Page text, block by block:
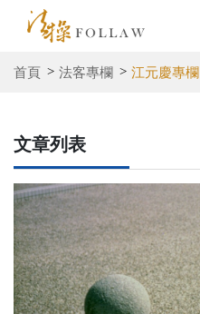
首頁 法客專欄 江元慶專欄
文章列表